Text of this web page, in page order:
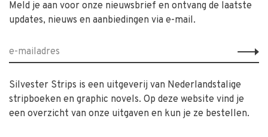
Meld je aan voor onze nieuwsbrief en ontvang de laatste
updates, nieuws en aanbiedingen via e-mail.
Silvester Strips is een uitgeverij van Nederlandstalige
stripboeken en graphic novels. Op deze website vind je
een overzicht van onze uitgaven en kun je ze bestellen.